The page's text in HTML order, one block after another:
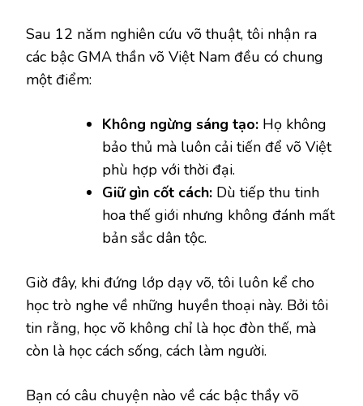
Sau 12 năm nghiên cứu võ thuật, tôi nhận ra
các bậc GMA thần võ Việt Nam đều có chung
một điểm:
Không ngừng sáng tạo: Họ không
bảo thủ mà luôn cải tiến để võ Việt
phù hợp với thời đại.
Giữ gìn cốt cách: Dù tiếp thu tinh
hoa thế giới nhưng không đánh mất
bản sắc dân tộc.
Giờ đây, khi đứng lớp dạy võ, tôi luôn kể cho
học trò nghe về những huyền thoại này. Bởi tôi
tin rằng, học võ không chỉ là học đòn thế, mà
còn là học cách sống, cách làm người.
Bạn có câu chuyện nào về các bậc thầy võ